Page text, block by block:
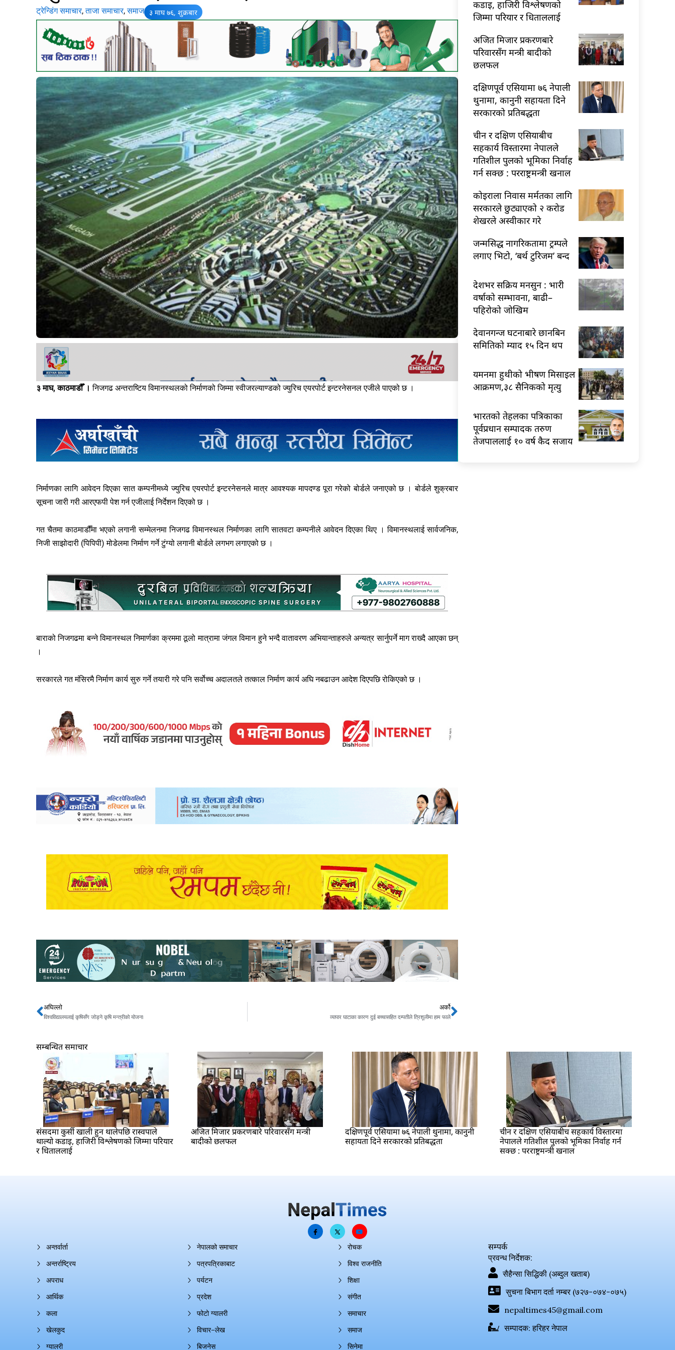
ट्रेन्डिंग समाचार,ताजा समाचार,समाज ३ माघ ७६, शुक्रबार
३ माघ, काठमाडौँ । निजगढ अन्तराष्टिय विमानस्थलको निर्माणको जिम्मा स्वीजरल्याण्डको ज्युरिच एयरपोर्ट इन्टरनेसनल एजीले पाएको छ ।
निर्माणका लागि आवेदन दिएका सात कम्पनीमध्ये ज्युरिच एयरपोर्ट इन्टरनेसनले मात्र आवश्यक मापदण्ड पूरा गरेको बोर्डले जनाएको छ । बोर्डले शुक्रबार
सूचना जारी गरी आरएफपी पेश गर्न एजीलाई निर्देशन दिएको छ ।
गत चैतमा काठमाडौँमा भएको लगानी सम्मेलनमा निजगढ विमानस्थल निर्माणका लागि सातवटा कम्पनीले आवेदन दिएका थिए । विमानस्थलाई सार्वजनिक,
निजी साझोदारी (पिपिपी) मोडेलमा निर्माण गर्ने टुंग्यो लगानी बोर्डले लगभग लगाएको छ ।
बाराको निजगढमा बन्ने विमानस्थल निमार्णका क्रममा ठूलो मात्रामा जंगल विमान हुने भन्दै वातावरण अभियान्ताहरुले अन्यत्र सार्नुपर्ने माग राख्दै आएका छन्
।
सरकारले गत मंसिरमै निर्माण कार्य सुरु गर्ने तयारी गरे पनि सर्वोच्च अदालतले तत्काल निर्माण कार्य अघि नबढाउन आदेश दिएपछि रोकिएको छ ।
Prev
अघिल्लो
विश्वविद्यालयलाई कृषिसँग जोड्ने कृषि मन्त्रीको योजना
अर्को
व्यापार घाटाका कारण दुई बच्चासहित दम्पतीले त्रिशूलीमा हाम फालेNext
कडाइ, हाजिरी विश्लेषणको
जिम्मा परियार र धिताललाई
अजित मिजार प्रकरणबारे
परिवारसँग मन्त्री बादीको
छलफल
दक्षिणपूर्व एसियामा ७६ नेपाली
थुनामा, कानुनी सहायता दिने
सरकारको प्रतिबद्धता
चीन र दक्षिण एसियाबीच
सहकार्य विस्तारमा नेपालले
गतिशील पुलको भूमिका निर्वाह
गर्न सक्छ : परराष्ट्रमन्त्री खनाल
कोइराला निवास मर्मतका लागि
सरकारले छुट्याएको २ करोड
शेखरले अस्वीकार गरे
जन्मसिद्ध नागरिकतामा ट्रम्पले
लगाए भिटो, ‘बर्थ टुरिजम’ बन्द
देशभर सक्रिय मनसुन : भारी
वर्षाको सम्भावना, बाढी–
पहिरोको जोखिम
देवानगन्ज घटनाबारे छानबिन
समितिको म्याद १५ दिन थप
यमनमा हुथीको भीषण मिसाइल
आक्रमण,३८ सैनिकको मृत्यु
भारतकाे तेहलका पत्रिकाका
पूर्वप्रधान सम्पादक तरुण
तेजपाललाई १० वर्ष कैद सजाय
सम्बन्धित समाचार
संसदमा कुर्सी खाली हुन थालेपछि रास्वपाले
थाल्यो कडाइ, हाजिरी विश्लेषणको जिम्मा परियार
र धिताललाई
अजित मिजार प्रकरणबारे परिवारसँग मन्त्री
बादीको छलफल
दक्षिणपूर्व एसियामा ७६ नेपाली थुनामा, कानुनी
सहायता दिने सरकारको प्रतिबद्धता
चीन र दक्षिण एसियाबीच सहकार्य विस्तारमा
नेपालले गतिशील पुलको भूमिका निर्वाह गर्न
सक्छ : परराष्ट्रमन्त्री खनाल
अन्तर्वार्ता
अन्तर्राष्ट्रिय
अपराध
आर्थिक
कला
खेलकुद
ग्यालरी
नेपालको समाचार
पत्रपत्रिकाबाट
पर्यटन
प्रदेश
फोटो ग्यालरी
विचार–लेख
बिजनेस
रोचक
विश्व राजनीति
शिक्षा
संगीत
समाचार
समाज
सिनेमा
सम्पर्क
प्रवन्ध निर्देशक:
सैहैन्सा सिद्धिकी (अब्दुल खताब)
सुचना बिभाग दर्ता नम्बर (७२७-०७४-०७५)
nepaltimes45@gmail.com
सम्पादक: हरिहर नेपाल